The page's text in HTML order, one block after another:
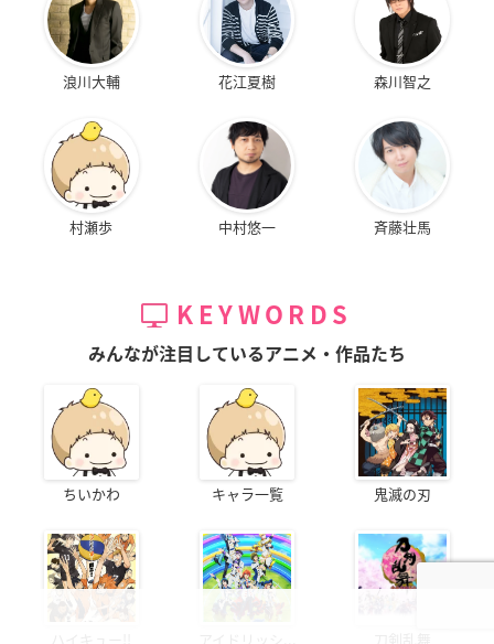
浪川大輔 花江夏樹 森川智之
村瀬歩 中村悠一 斉藤壮馬
KEYWORDS
みんなが注目しているアニメ・作品たち
ちいかわ キャラ一覧 鬼滅の刃